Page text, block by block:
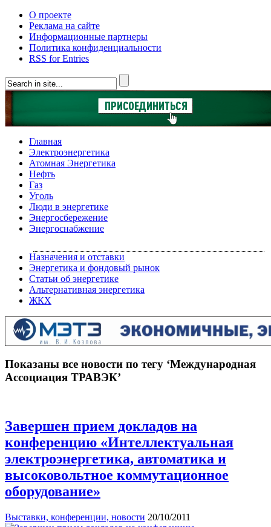
О проекте
Реклама на сайте
Информационные партнеры
Политика конфиденциальности
RSS for Entries
Главная
Электроэнергетика
Атомная Энергетика
Нефть
Газ
Уголь
Люди в энергетике
Энергосбережение
Энергоснабжение
Назначения и отставки
Энергетика и фондовый рынок
Статьи об энергетике
Альтернативная энергетика
ЖКХ
Показаны все новости по тегу ‘Международная
Ассоциация ТРАВЭК’
Завершен прием докладов на
конференцию «Интеллектуальная
электроэнергетика, автоматика и
высоковольтное коммутационное
оборудование»
Выставки, конференции, новости 20/10/2011